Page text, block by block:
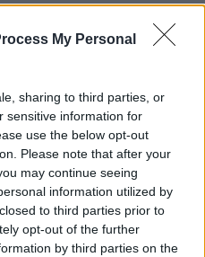
My Personal
sharing to third parties, or
sensitive information for
use the below opt-out
Please note that after your
may continue seeing
information utilized by
to third parties prior to
opt-out of the further
by third parties on the